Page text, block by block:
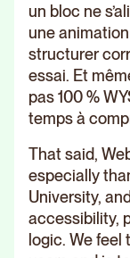
un bloc ne
une
structurer
essai. Et
pas 100 %
temps à
That said,
especially
University,
accessibility,
logic. We feel